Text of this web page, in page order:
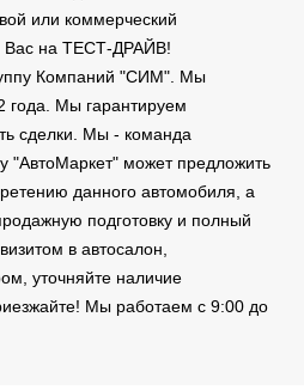
или коммерческий
Вас на ТЕСТ-ДРАЙВ!
Компаний "СИМ". Мы
года. Мы гарантируем
сделки. Мы - команда
"АвтоМаркет" может предложить
данного автомобиля, а
подготовку и полный
в автосалон,
уточняйте наличие
Мы работаем с 9:00 до